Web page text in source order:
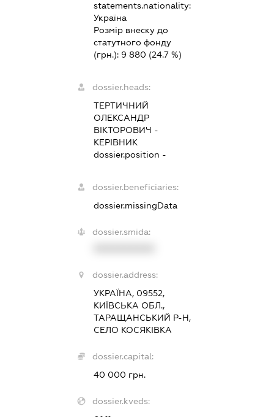
statements.nationality:
Україна
Розмір внеску до
статутного фонду
(грн.): 9 880 (24.7 %)
dossier.heads:
ТЕРТИЧНИЙ
ОЛЕКСАНДР
ВІКТОРОВИЧ -
КЕРІВНИК
dossier.position -
dossier.beneficiaries:
dossier.missingData
dossier.smida:
dossier.address:
УКРАЇНА, 09552,
КИЇВСЬКА ОБЛ.,
ТАРАЩАНСЬКИЙ Р-Н,
СЕЛО КОСЯКІВКА
dossier.capital:
40 000 грн.
dossier.kveds: